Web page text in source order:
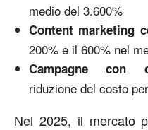
medio del 3.600%
Content marketing
200% e il 600% nel
Campagne con
riduzione del costo
Nel 2025, il mercato